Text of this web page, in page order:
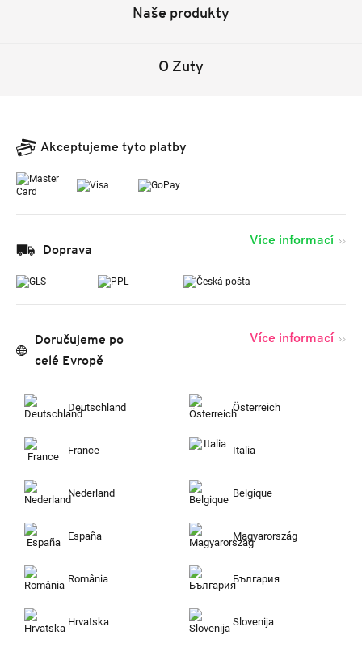
Naše produkty
O Zuty
Akceptujeme tyto platby
Doprava
Více informací
Doručujeme po
celé Evropě
Více informací
Deutschland Österreich
France Italia
Nederland Belgique
España Magyarország
România България
Hrvatska Slovenija